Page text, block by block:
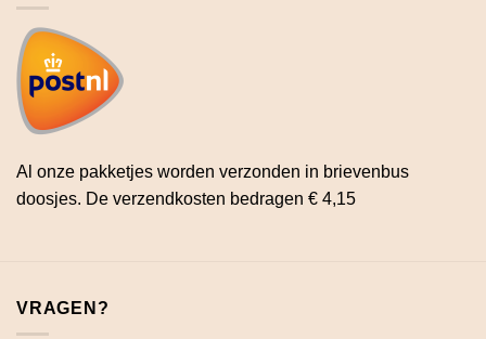
Al onze pakketjes worden verzonden in brievenbus
doosjes. De verzendkosten bedragen € 4,15
VRAGEN?